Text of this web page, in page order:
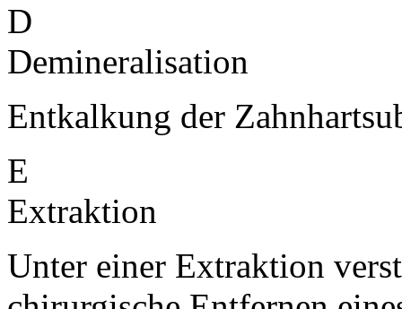
D
Demineralisation
Entkalkung der
E
Extraktion
Unter einer Extraktion